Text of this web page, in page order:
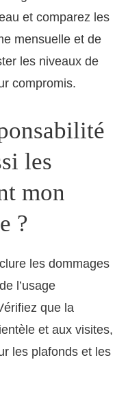
et comparez les
mensuelle et de
les niveaux de
compromis.
les
mon
?
les dommages
l’usage
que la
et aux visites,
les plafonds et les